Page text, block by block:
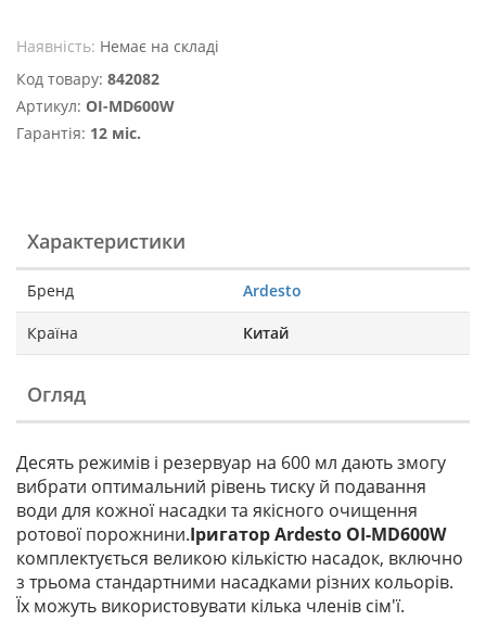
Наявність: Немає на складі
Код товару: 842082
Артикул: OI-MD600W
Гарантія: 12 міс.
Характеристики
Бренд Ardesto
Країна Китай
Огляд
Десять режимів і резервуар на 600 мл дають змогу
вибрати оптимальний рівень тиску й подавання
води для кожної насадки та якісного очищення
ротової порожнини.Іригатор Ardesto OI-MD600W
комплектується великою кількістю насадок, включно
з трьома стандартними насадками різних кольорів.
Їх можуть використовувати кілька членів сім'ї.